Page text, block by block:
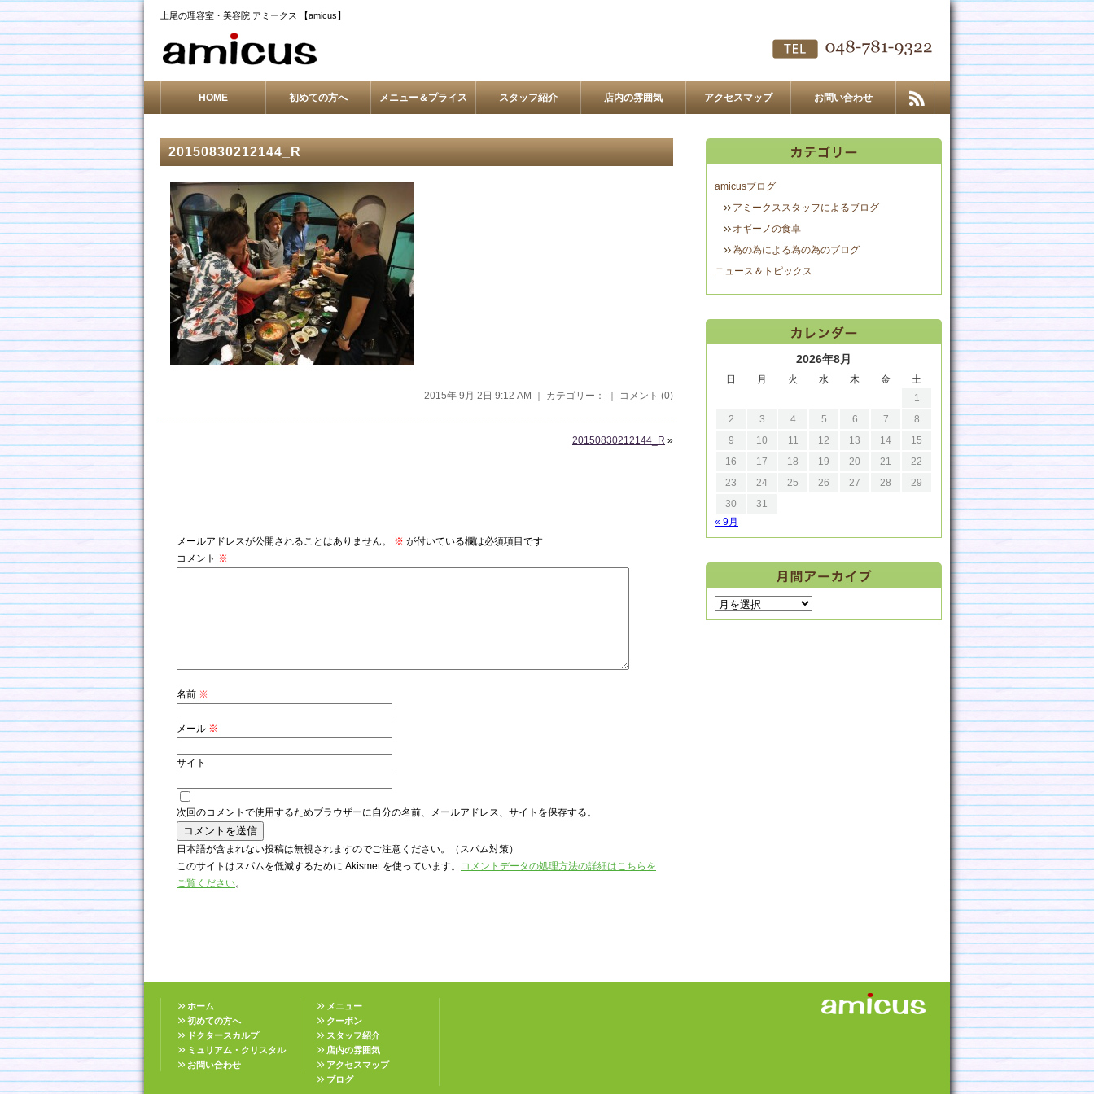
上尾の理容室・美容院 アミークス 【amicus】
HOME 初めての方へ メニュー＆プライス スタッフ紹介 店内の雰囲気 アクセスマップ お問い合わせ
20150830212144_R
2015年 9月 2日 9:12 AM ｜ カテゴリー： ｜ コメント (0)
20150830212144_R »
メールアドレスが公開されることはありません。 ※ が付いている欄は必須項目です
コメント ※
名前 ※
メール ※
サイト
次回のコメントで使用するためブラウザーに自分の名前、メールアドレス、サイトを保存する。
日本語が含まれない投稿は無視されますのでご注意ください。（スパム対策）
このサイトはスパムを低減するために Akismet を使っています。 コメントデータの処理方法の詳細はこちらを
ご覧ください。
amicusブログ
アミークススタッフによるブログ
オギーノの食卓
為の為による為の為のブログ
ニュース＆トピックス
2026年8月
日 月 火 水 木 金
土
1
2
3 4 5 6 7
8
9
10 11 12 13 14
15
16
17 18 19 20 21
22
23
24 25 26 27 28
29
30
31
« 9月
ホーム
初めての方へ
ドクタースカルプ
ミュリアム・クリスタル
お問い合わせ
メニュー
クーポン
スタッフ紹介
店内の雰囲気
アクセスマップ
ブログ